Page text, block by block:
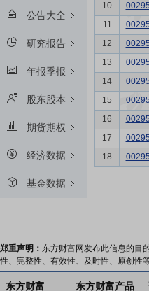
公告大全
研究报告
年报季报
股东股本
期货期权
经济数据
基金数据
10
11
12
13
14
15
16
17
18
郑重声明： 东方财富网发布此信息的目
性、完整性、有效性、及时性、原创性
东方财富 东方财富产品